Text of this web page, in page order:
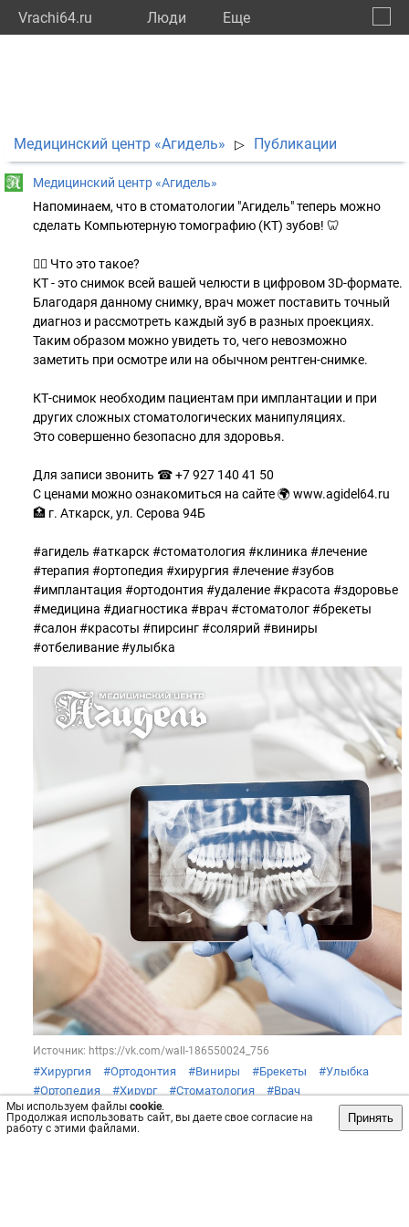
Vrachi64.ru Люди Eще
Мы используем файлы cookie.
Продолжая использовать сайт, вы даете свое согласие на
работу с этими файлами.
Принять
Медицинский центр «Агидель» ▷ Публикации
Медицинский центр «Агидель»
Напоминаем, что в стоматологии "Агидель" теперь можно
сделать Компьютерную томографию (КТ) зубов! 🦷
👉🏻 Что это такое?
КТ - это снимок всей вашей челюсти в цифровом 3D-формате.
Благодаря данному снимку, врач может поставить точный
диагноз и рассмотреть каждый зуб в разных проекциях.
Таким образом можно увидеть то, чего невозможно
заметить при осмотре или на обычном рентген-снимке.
КТ-снимок необходим пациентам при имплантации и при
других сложных стоматологических манипуляциях.
Это совершенно безопасно для здоровья.
Для записи звонить ☎ +7 927 140 41 50
С ценами можно ознакомиться на сайте 🌍 www.agidel64.ru
🏥 г. Аткарск, ул. Серова 94Б
#агидель #аткарск #стоматология #клиника #лечение
#терапия #ортопедия #хирургия #лечение #зубов
#имплантация #ортодонтия #удаление #красота #здоровье
#медицина #диагностика #врач #стоматолог #брекеты
#салон #красоты #пирсинг #солярий #виниры
#отбеливание #улыбка
Источник: https://vk.com/wall-186550024_756
#Хирургия #Ортодонтия #Виниры #Брекеты
#Улыбка
#Ортопедия
#Хирург #Стоматология
#Врач
#Стоматология
#Здоровье
Пост№4340, опубликован